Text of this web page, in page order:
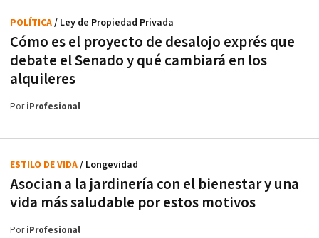
Cómo es el proyecto de desalojo exprés que
debate el Senado y qué cambiará en los
alquileres
POLÍTICA/ Ley de Propiedad Privada
PoriProfesional
Asocian a la jardinería con el bienestar y una
vida más saludable por estos motivos
ESTILO DE VIDA/ Longevidad
PoriProfesional